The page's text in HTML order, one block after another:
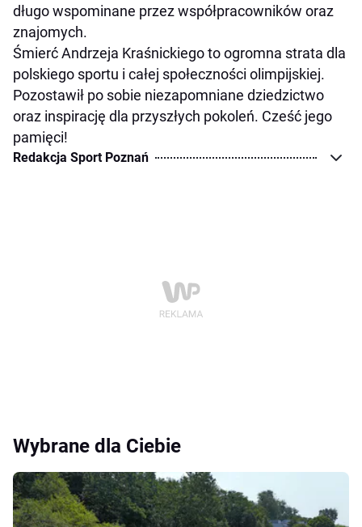
długo wspominane przez współpracowników oraz
znajomych.
Śmierć Andrzeja Kraśnickiego to ogromna strata dla
polskiego sportu i całej społeczności olimpijskiej.
Pozostawił po sobie niezapomniane dziedzictwo
oraz inspirację dla przyszłych pokoleń. Cześć jego
pamięci!
Redakcja Sport Poznań
Wybrane dla Ciebie